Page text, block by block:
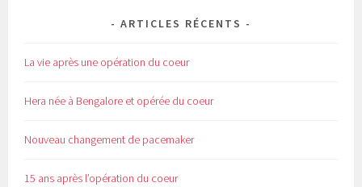
ARTICLES RÉCENTS
La vie après une opération du coeur
Hera née à Bengalore et opérée du coeur
Nouveau changement de pacemaker
15 ans après l’opération du coeur